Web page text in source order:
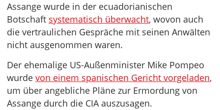
Assange wurde in der ecuadorianischen
Botschaft systematisch überwacht, wovon auch
die vertraulichen Gespräche mit seinen Anwälten
nicht ausgenommen waren.
Der ehemalige US-Außenminister Mike Pompeo
wurde von einem spanischen Gericht vorgeladen,
um über angebliche Pläne zur Ermordung von
Assange durch die CIA auszusagen.